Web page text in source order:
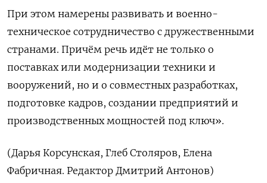
При этом намерены развивать и военно-
техническое сотрудничество с дружественными
странами. Причём речь идёт не только о
поставках или модернизации техники и
вооружений, но и о совместных разработках,
подготовке кадров, создании предприятий и
производственных мощностей под ключ».
(Дарья Корсунская, Глеб Столяров, Елена
Фабричная. Редактор Дмитрий Антонов)